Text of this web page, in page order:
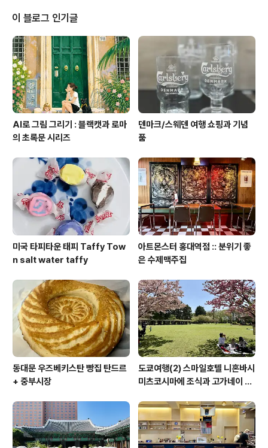
주 오랜만에 춘천에 가서 -소양스카이워크 -카페 2곳 -죽
림동 성당 밖에 안가다니 이렇게 게으를수가 없다 그래도
만족스러운 나들이었음 :)
이 블로그 인기글
AI로 그림 그리기 : 블랙캣과 로마
의 초록문 시리즈
덴마크/스웨덴 여행 쇼핑과 기념
품
미국 타피타운 태피 Taffy Tow
n salt water taffy
아트몬스터 홍대역점 :: 분위기 좋
은 수제맥주집
동대문 우즈베키스탄 빵집 탄드르
+ 중부시장
도쿄여행(2) 스마일호텔 니혼바시
미츠코시마에 조식과 고가네이 공